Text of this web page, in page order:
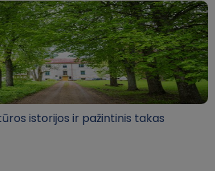
istorijos ir pažintinis takas